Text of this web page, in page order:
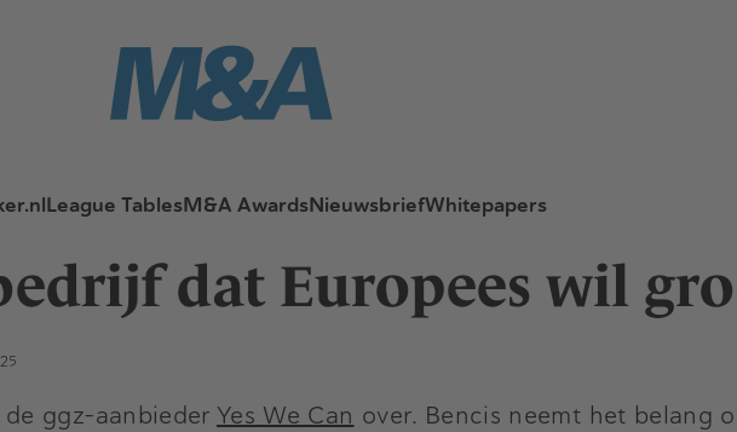
League TablesM&A AwardsNieuwsbriefWhitepapers
dat Europees wil
de ggz-aanbieder Yes We Can over. Bencis neemt het belang